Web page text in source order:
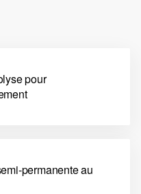
pour
permanente au